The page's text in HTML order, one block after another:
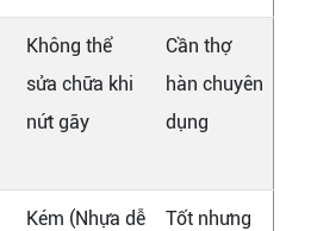
Không thể
sửa chữa khi
nứt gãy
Cần thợ
hàn chuyên
dụng
Kém (Nhựa dễ
Tốt nhưng